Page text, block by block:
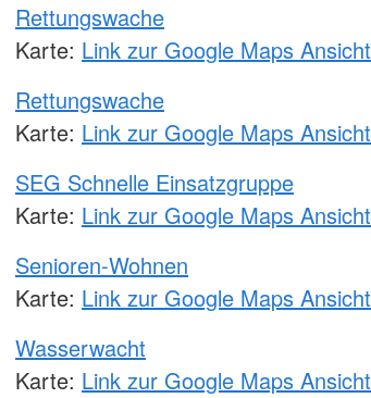
Rettungswache
Karte: Link zur Google Maps Ansicht
Rettungswache
Karte: Link zur Google Maps Ansicht
SEG Schnelle Einsatzgruppe
Karte: Link zur Google Maps Ansicht
Senioren-Wohnen
Karte: Link zur Google Maps Ansicht
Wasserwacht
Karte: Link zur Google Maps Ansicht